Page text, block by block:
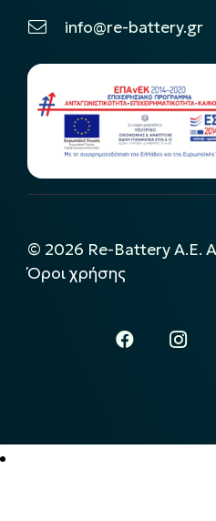
info@re-battery.gr
© 2026 Re-Battery A.E.
Όροι χρήσης